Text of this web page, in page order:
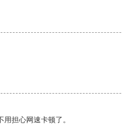
担心网速卡顿了。